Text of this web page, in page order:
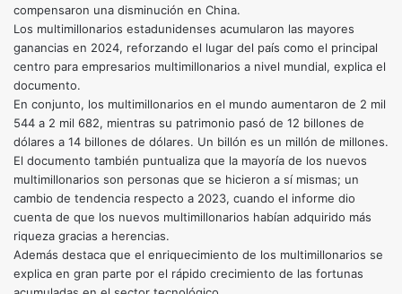
compensaron una disminución en China.
Los multimillonarios estadunidenses acumularon las mayores
ganancias en 2024, reforzando el lugar del país como el principal
centro para empresarios multimillonarios a nivel mundial, explica el
documento.
En conjunto, los multimillonarios en el mundo aumentaron de 2 mil
544 a 2 mil 682, mientras su patrimonio pasó de 12 billones de
dólares a 14 billones de dólares. Un billón es un millón de millones.
El documento también puntualiza que la mayoría de los nuevos
multimillonarios son personas que se hicieron a sí mismas; un
cambio de tendencia respecto a 2023, cuando el informe dio
cuenta de que los nuevos multimillonarios habían adquirido más
riqueza gracias a herencias.
Además destaca que el enriquecimiento de los multimillonarios se
explica en gran parte por el rápido crecimiento de las fortunas